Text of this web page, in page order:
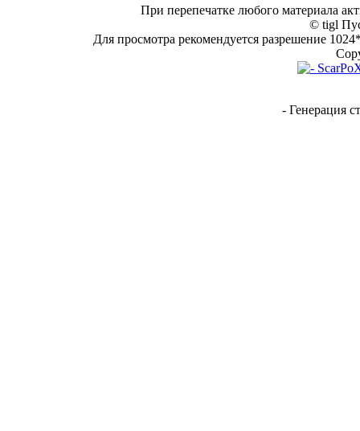
При перепечатке любого материала
© tigl
Для просмотра рекомендуется разрешение
- Генерация